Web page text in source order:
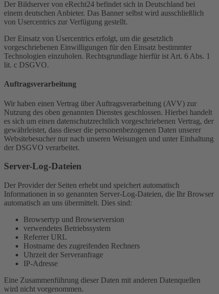
Der Bildserver von eRecht24 befindet sich in Deutschland bei
einem deutschen Anbieter. Das Banner selbst wird ausschließlich
von Usercentrics zur Verfügung gestellt.
Der Einsatz von Usercentrics erfolgt, um die gesetzlich
vorgeschriebenen Einwilligungen für den Einsatz bestimmter
Technologien einzuholen. Rechtsgrundlage hierfür ist Art. 6 Abs. 1
lit. c DSGVO.
Auftragsverarbeitung
Wir haben einen Vertrag über Auftragsverarbeitung (AVV) zur
Nutzung des oben genannten Dienstes geschlossen. Hierbei handelt
es sich um einen datenschutzrechtlich vorgeschriebenen Vertrag, der
gewährleistet, dass dieser die personenbezogenen Daten unserer
Websitebesucher nur nach unseren Weisungen und unter Einhaltung
der DSGVO verarbeitet.
Server-Log-Dateien
Der Provider der Seiten erhebt und speichert automatisch
Informationen in so genannten Server-Log-Dateien, die Ihr Browser
automatisch an uns übermittelt. Dies sind:
Browsertyp und Browserversion
verwendetes Betriebssystem
Referrer URL
Hostname des zugreifenden Rechners
Uhrzeit der Serveranfrage
IP-Adresse
Eine Zusammenführung dieser Daten mit anderen Datenquellen
wird nicht vorgenommen.